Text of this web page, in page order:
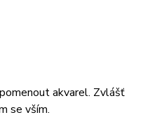
akvarel. Zvlášť
se vším.